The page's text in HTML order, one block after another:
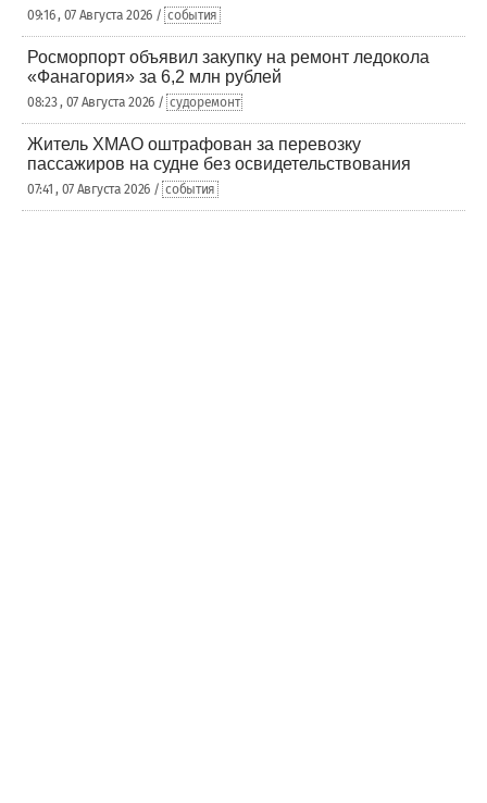
09:16 , 07 Августа 2026 / события
Росморпорт объявил закупку на ремонт ледокола
«Фанагория» за 6,2 млн рублей
08:23 , 07 Августа 2026 / судоремонт
Житель ХМАО оштрафован за перевозку
пассажиров на судне без освидетельствования
07:41 , 07 Августа 2026 / события